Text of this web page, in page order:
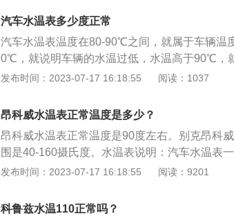
汽车水温表多少度正常
汽车水温表温度在80-90℃之间，就属于车辆温
0℃，就说明车辆的水温过低，水温高于90℃，
高或者过低都是不正常的。长期水温高于90℃，
要等待车辆稳定水温降下来，再驾驶车辆。如
能掉以轻心，水温过低，发动机也达不到正常
温器，可能是车辆的节温器出现故障，车主需
发布时间：2023-07-17 16:18:55 阅读：1037
昂科威水温表正常温度是多少？
昂科威水温表正常温度是90度左右。别克昂科
围是40-160摄氏度。水温表说明：汽车水温表
识，或者用白色和红色区域来区分，C代表冷，
因：冷却液泄露或者冷却液缺少都会导致发动
发布时间：2023-07-17 16:18:55 阅读：9201
科鲁兹水温110正常吗？